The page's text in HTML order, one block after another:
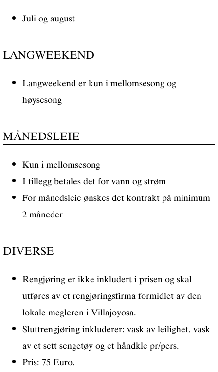
Juli og august
LANGWEEKEND
Langweekend er kun i mellomsesong og
høysesong
MÅNEDSLEIE
Kun i mellomsesong
I tillegg betales det for vann og strøm
For månedsleie ønskes det kontrakt på minimum
2 måneder
DIVERSE
Rengjøring er ikke inkludert i prisen og skal
utføres av et rengjøringsfirma formidlet av den
lokale megleren i Villajoyosa.
Sluttrengjøring inkluderer: vask av leilighet, vask
av et sett sengetøy og et håndkle pr/pers.
Pris: 75 Euro.